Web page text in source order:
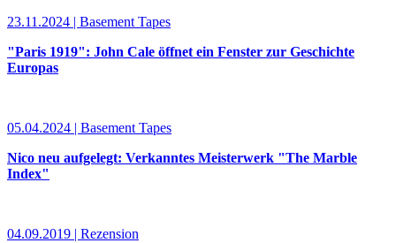
23.11.2024 | Basement Tapes
"Paris 1919": John Cale öffnet ein Fenster zur Geschichte
Europas
05.04.2024 | Basement Tapes
Nico neu aufgelegt: Verkanntes Meisterwerk "The Marble
Index"
04.09.2019 | Rezension